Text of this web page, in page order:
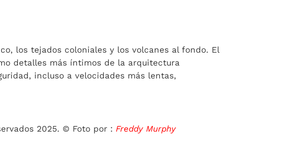
los tejados coloniales y los volcanes al fondo. El
detalles más íntimos de la arquitectura
incluso a velocidades más lentas,
2025. © Foto por : Freddy Murphy